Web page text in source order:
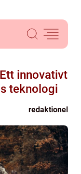
innovativt
teknologi
redaktionel